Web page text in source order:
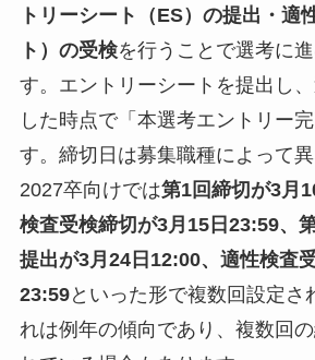
トリーシート（ES）の提出・適
ト）の受検を行うことで選考に
す。エントリーシートを提出し
した時点で「本選考エントリー
す。締切日は募集職種によって異
2027卒向けでは第1回締切が3月
検査受検締切が3月15日23:59、
提出が3月24日12:00、適性検査
23:59といった形で複数回設定さ
れは例年の傾向であり、複数回